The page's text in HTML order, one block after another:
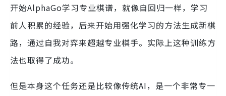
开始AlphaGo学习专业棋谱，就像自回归一样，学习
前人积累的经验，后来开始用强化学习的方法生成新棋
路，通过自我对弈来超越专业棋手。实际上这种训练方
法也取得了成功。
但是本身这个任务还是比较像传统AI，是一个非常专一